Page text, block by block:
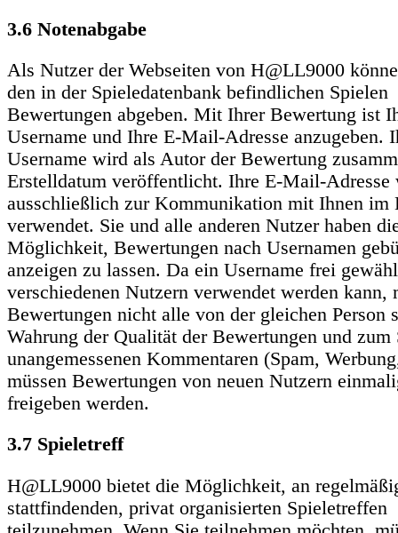
3.6 Notenabgabe
Als Nutzer der Webseiten von H@LL9000
den in der Spieledatenbank befindlichen Spielen
Bewertungen abgeben. Mit Ihrer Bewertung ist
Username und Ihre E-Mail-Adresse anzugeben.
Username wird als Autor der Bewertung
Erstelldatum veröffentlicht. Ihre E-Mail-Adresse
ausschließlich zur Kommunikation mit Ihnen im
verwendet. Sie und alle anderen Nutzer haben
Möglichkeit, Bewertungen nach Usernamen
anzeigen zu lassen. Da ein Username frei
verschiedenen Nutzern verwendet werden kann,
Bewertungen nicht alle von der gleichen Person
Wahrung der Qualität der Bewertungen und zum
unangemessenen Kommentaren (Spam,
müssen Bewertungen von neuen Nutzern
freigeben werden.
3.7 Spieletreff
H@LL9000 bietet die Möglichkeit, an
stattfindenden, privat organisierten Spieletreffen